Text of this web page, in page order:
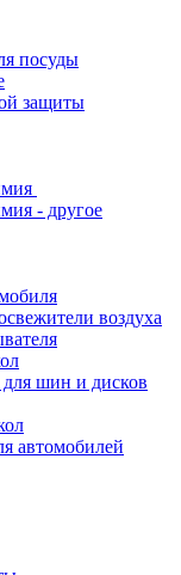
посуды
защиты
- другое
воздуха
шин и дисков
автомобилей